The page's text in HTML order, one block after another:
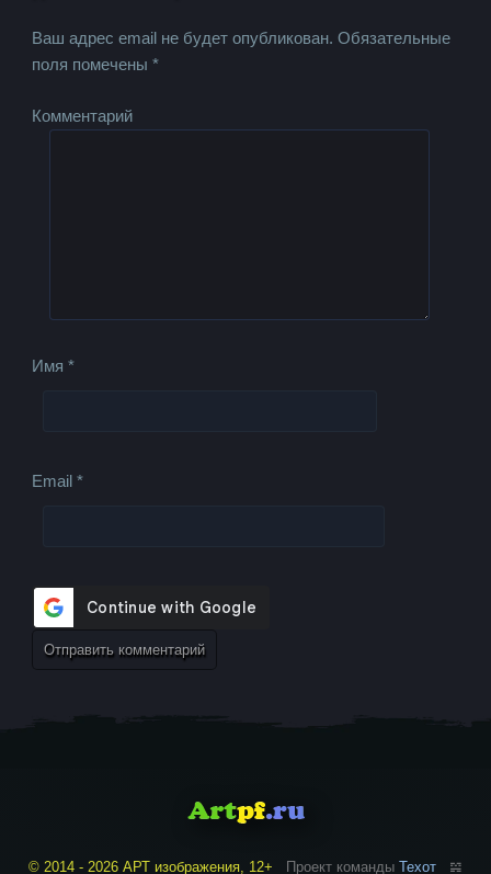
Ваш адрес email не будет опубликован. Обязательные
поля помечены*
Комментарий
Имя*
Email*
© 2014 - 2026 АРТ изображения, 12+ Проект команды Техот 𝌴